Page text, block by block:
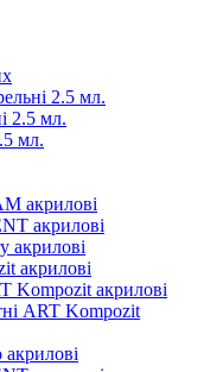
2.5 мл.
2.5 мл.
мл.
акрилові
акрилові
акрилові
акрилові
Kompozit акрилові
ART Kompozit